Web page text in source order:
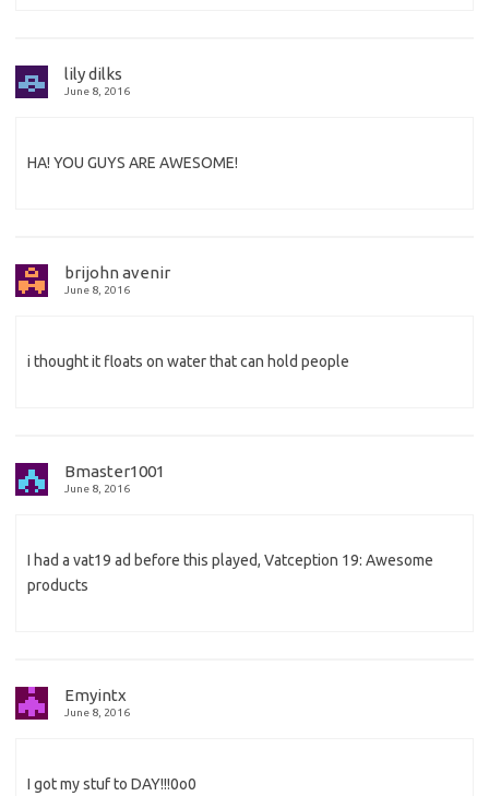
lily dilks
June 8, 2016
HA! YOU GUYS ARE AWESOME!
brijohn avenir
June 8, 2016
i thought it floats on water that can hold people
Bmaster1001
June 8, 2016
I had a vat19 ad before this played, Vatception 19: Awesome
products
Emyintx
June 8, 2016
I got my stuf to DAY!!!0o0